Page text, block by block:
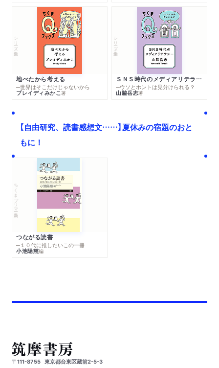
シリーズ・全集
地べたから考える
─世界はそこだけじゃないから
ブレイディみかこ著
シリーズ・全集
ＳＮＳ時代のメディアリテラシー
─ウソとホントは見分けられる？
山脇岳志著
【自由研究、読書感想文……】夏休みの宿題のおと
もに！
ちくまプリマー新書
つながる読書
─１０代に推したいこの一冊
小池陽慈編
〒111-8755 東京都台東区蔵前2-5-3